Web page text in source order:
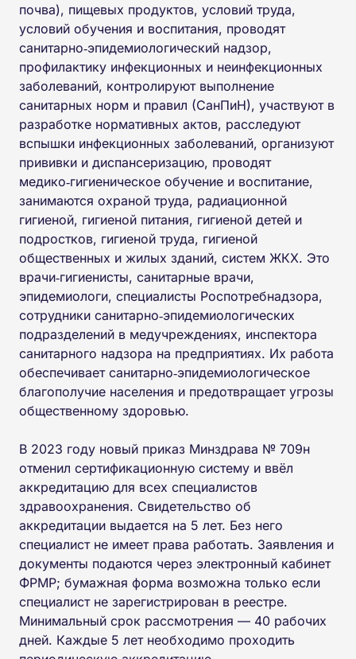
почва), пищевых продуктов, условий труда,
условий обучения и воспитания, проводят
санитарно‑эпидемиологический надзор,
профилактику инфекционных и неинфекционных
заболеваний, контролируют выполнение
санитарных норм и правил (СанПиН), участвуют в
разработке нормативных актов, расследуют
вспышки инфекционных заболеваний, организуют
прививки и диспансеризацию, проводят
медико‑гигиеническое обучение и воспитание,
занимаются охраной труда, радиационной
гигиеной, гигиеной питания, гигиеной детей и
подростков, гигиеной труда, гигиеной
общественных и жилых зданий, систем ЖКХ. Это
врачи‑гигиенисты, санитарные врачи,
эпидемиологи, специалисты Роспотребнадзора,
сотрудники санитарно‑эпидемиологических
подразделений в медучреждениях, инспектора
санитарного надзора на предприятиях. Их работа
обеспечивает санитарно‑эпидемиологическое
благополучие населения и предотвращает угрозы
общественному здоровью.
В 2023 году новый приказ Минздрава № 709н
отменил сертификационную систему и ввёл
аккредитацию для всех специалистов
здравоохранения. Свидетельство об
аккредитации выдается на 5 лет. Без него
специалист не имеет права работать. Заявления и
документы подаются через электронный кабинет
ФРМР; бумажная форма возможна только если
специалист не зарегистрирован в реестре.
Минимальный срок рассмотрения — 40 рабочих
дней. Каждые 5 лет необходимо проходить